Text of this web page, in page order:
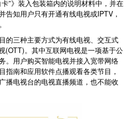
”》装入包装箱内的说明材料中，并在
告知用户只有开通有线电视或IPTV，
三种主要方式为有线电视、交互式
(OTT)。其中互联网电视是一项基于公
。用户购买智能电视并接入宽带网络
指南和应用软件点播观看各类节目，
播电视台的电视直播频道，也不能收